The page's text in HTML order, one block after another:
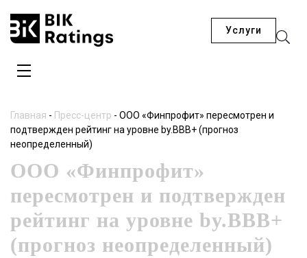
Услуги
Главная - Пресс-центр - ООО «Финпрофит» пересмотрен и
подтвержден рейтинг на уровне by.BBB+ (прогноз
неопределенный)
ООО «Финпрофит»
пересмотрен и подтвержден
рейтинг на уровне by.BBB+
(прогноз неопределенный)